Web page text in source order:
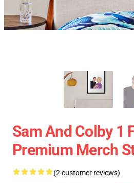
Sam And Colby 1
Premium Merch
(2 customer reviews)